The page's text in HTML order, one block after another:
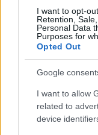
I want to opt-
Retention,
Personal Data
Purposes for
Opted Out
Google
I want to allow
related to
device
Juventus. La